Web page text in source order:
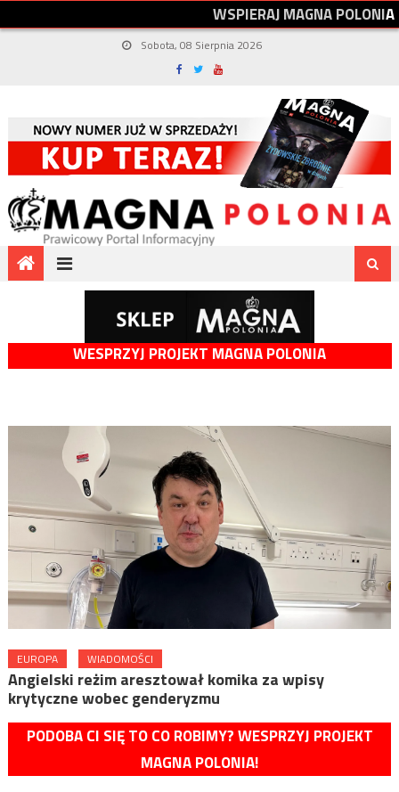
WSPIERAJMAGNAPOLONIA
Sobota, 08 Sierpnia 2026
WESPRZYJ PROJEKT MAGNA POLONIA
EUROPA WIADOMOŚCI
Angielski reżim aresztował komika za wpisy
krytyczne wobec genderyzmu
PODOBA CI SIĘ TO CO ROBIMY? WESPRZYJ PROJEKT
MAGNA POLONIA!